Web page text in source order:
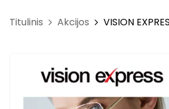
Titulinis Akcijos VISION